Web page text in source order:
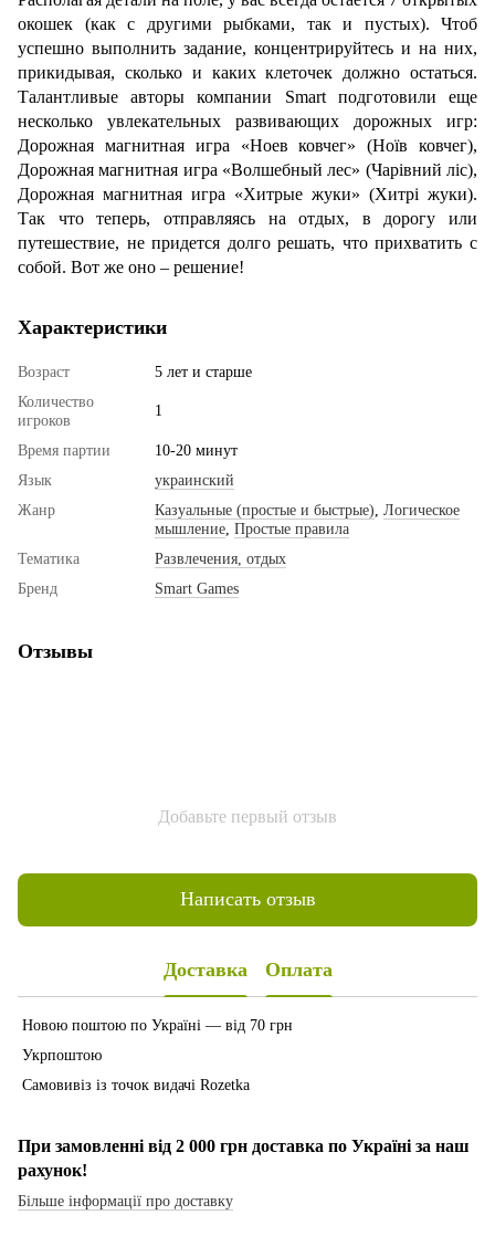
окошек (как с другими рыбками, так и пустых). Чтоб
успешно выполнить задание, концентрируйтесь и на них,
прикидывая, сколько и каких клеточек должно остаться.
Талантливые авторы компании Smart подготовили еще
несколько увлекательных развивающих дорожных игр:
Дорожная магнитная игра «Ноев ковчег» (Ноїв ковчег),
Дорожная магнитная игра «Волшебный лес» (Чарівний ліс),
Дорожная магнитная игра «Хитрые жуки» (Хитрі жуки).
Так что теперь, отправляясь на отдых, в дорогу или
путешествие, не придется долго решать, что прихватить с
собой. Вот же оно – решение!
Характеристики
Возраст
5 лет и старше
Количество
игроков
1
Время партии
10-20 минут
Язык
украинский
Жанр
Казуальные (простые и быстрые) Логическое
мышление Простые правила
Тематика
Развлечения, отдых
Бренд
Smart Games
Отзывы
Добавьте первый отзыв
Написать отзыв
Доставка Оплата
Новою поштою по Україні — від 70 грн
Укрпоштою
Самовивіз із точок видачі Rozetka
При замовленні від 2 000 грн доставка по Україні за наш
рахунок!
Більше інформації про доставку